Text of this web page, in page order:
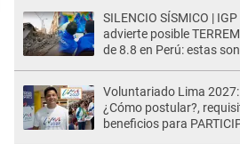
Saldaña, pese a tener
SILENCIO SÍSMICO | IGP
advierte posible
de 8.8 en Perú: estas
Voluntariado Lima 2027:
¿Cómo postular?,
beneficios para